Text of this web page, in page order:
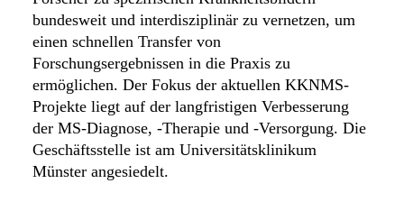
bundesweit und interdisziplinär zu vernetzen, um
einen schnellen Transfer von
Forschungsergebnissen in die Praxis zu
ermöglichen. Der Fokus der aktuellen KKNMS-
Projekte liegt auf der langfristigen Verbesserung
der MS-Diagnose, -Therapie und -Versorgung. Die
Geschäftsstelle ist am Universitätsklinikum
Münster angesiedelt.